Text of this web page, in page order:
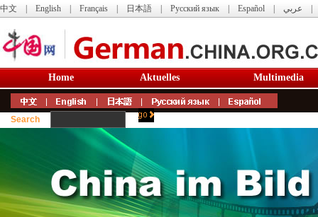
中文 English Français 日本語 Русский язык Español عربي
Home Aktuelles Multimedia
Search